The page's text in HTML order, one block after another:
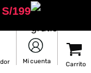
199